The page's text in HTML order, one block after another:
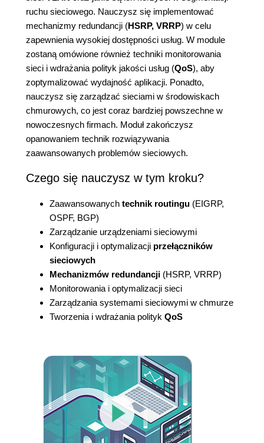
ruchu sieciowego. Nauczysz się implementować
mechanizmy redundancji (HSRP, VRRP) w celu
zapewnienia wysokiej dostępności usług. W module
zostaną omówione również techniki monitorowania
sieci i wdrażania polityk jakości usług (QoS), aby
zoptymalizować wydajność aplikacji. Ponadto,
nauczysz się zarządzać sieciami w środowiskach
chmurowych, co jest coraz bardziej powszechne w
nowoczesnych firmach. Moduł zakończysz
opanowaniem technik rozwiązywania
zaawansowanych problemów sieciowych.
Czego się nauczysz w tym kroku?
Zaawansowanych technik routingu (EIGRP,
OSPF, BGP)
Zarządzanie urządzeniami sieciowymi
Konfiguracji i optymalizacji przełączników
sieciowych
Mechanizmów redundancji (HSRP, VRRP)
Monitorowania i optymalizacji sieci
Zarządzania systemami sieciowymi w chmurze
Tworzenia i wdrażania polityk QoS